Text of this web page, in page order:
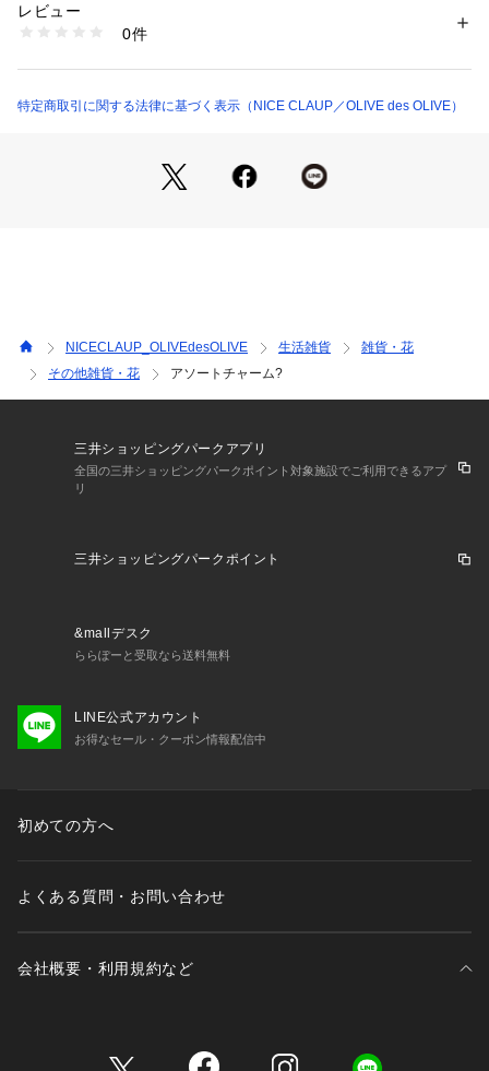
・「?お気に入りに追加」で再入荷・ラスト１点・値下げなど
の通知を受け取ることができます。
※詳しい洗濯方法については、商品の品質表示タグをご覧くだ
の色差が生じる可能性がございます。
また、ご覧いただいているモニター画面や、お使いのブラウザ
5051181070 （ショップ）
レビュー
0件
特定商取引に関する法律に基づく表示（NICE CLAUP／OLIVE des OLIVE）
NICECLAUP_OLIVEdesOLIVE 生活雑貨
雑貨・花
その他雑貨・花
アソートチャーム?
三井ショッピングパークアプリ
全国の三井ショッピングパークポイント対象施設でご利用できるアプ
リ
三井ショッピングパークポイント
&mallデスク
ららぽーと受取なら送料無料
LINE公式アカウント
お得なセール・クーポン情報配信中
初めての方へ
よくある質問・お問い合わせ
会社概要・利用規約など